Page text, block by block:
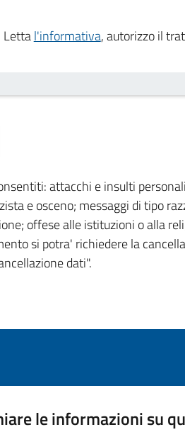
Lettal'informativa, autorizzo il
attacchi e insulti
e osceno; messaggi di tipo
offese alle istituzioni o alla
si potra' richiedere la
dati".
le informazioni su